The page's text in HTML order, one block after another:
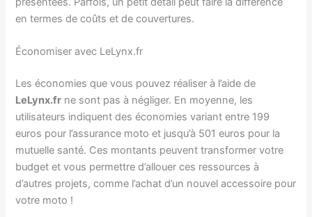
en termes de coûts et de couvertures.
Économiser avec LeLynx.fr
Les économies que vous pouvez réaliser à l’aide de
LeLynx.fr ne sont pas à négliger. En moyenne, les
utilisateurs indiquent des économies variant entre 199
euros pour l’assurance moto et jusqu’à 501 euros pour la
mutuelle santé. Ces montants peuvent transformer votre
budget et vous permettre d’allouer ces ressources à
d’autres projets, comme l’achat d’un nouvel accessoire pour
votre moto !